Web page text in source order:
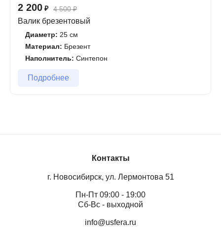
2 200 ₽ 4 500₽
Валик брезентовый
Диаметр: 25 см
Материал: Брезент
Наполнитель: Синтепон
Подробнее
Контакты
г. Новосибирск, ул. Лермонтова 51
Пн-Пт 09:00 - 19:00
Сб-Вс - выходной
info@usfera.ru